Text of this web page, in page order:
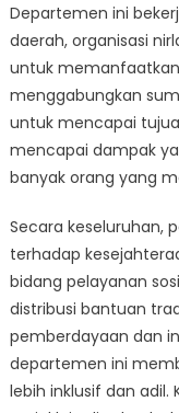
Departemen ini
daerah, organisasi
untuk
menggabungkan
untuk mencapai
mencapai dampak
banyak orang yang
Secara keseluruhan,
terhadap
bidang pelayanan
distribusi bantuan
pemberdayaan dan
departemen ini
lebih inklusif dan